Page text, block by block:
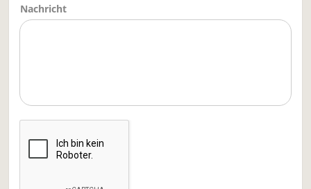
Nachricht